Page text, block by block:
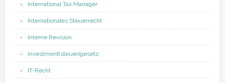
International Tax Manager
Internationales Steuerrecht
Interne Revision
Investment(steuer)gesetz
IT-Recht